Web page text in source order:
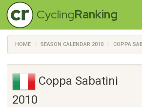
CyclingRanking
HOME SEASON CALENDAR 2010 COPPA
Coppa Sabatini
2010